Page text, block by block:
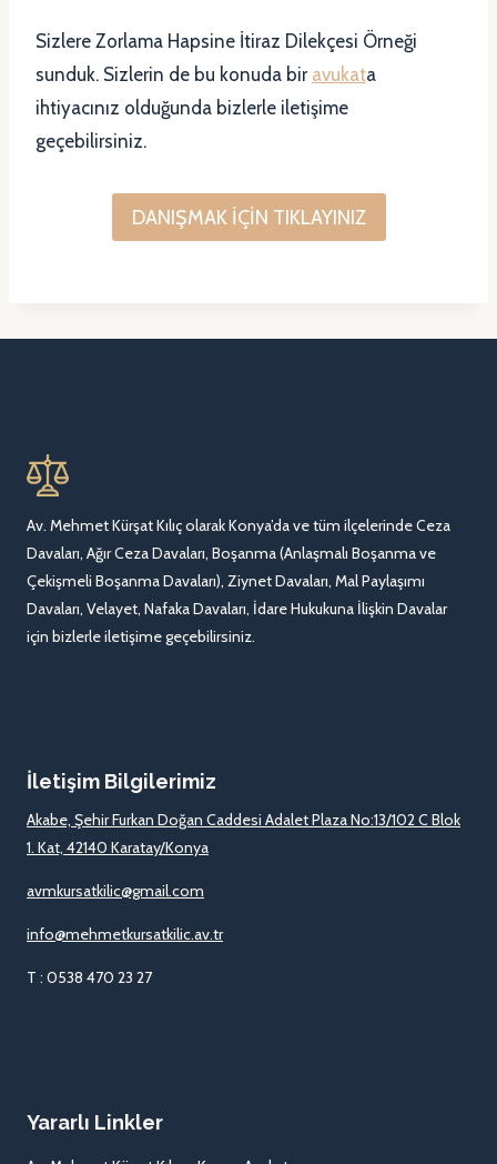
Sizlere Zorlama Hapsine İtiraz Dilekçesi Örneği
sunduk. Sizlerin de bu konuda bir avukata
ihtiyacınız olduğunda bizlerle iletişime
geçebilirsiniz.
DANIŞMAK İÇİN TIKLAYINIZ
Av. Mehmet Kürşat Kılıç olarak Konya’da ve tüm ilçelerinde Ceza
Davaları, Ağır Ceza Davaları, Boşanma (Anlaşmalı Boşanma ve
Çekişmeli Boşanma Davaları), Ziynet Davaları, Mal Paylaşımı
Davaları, Velayet, Nafaka Davaları, İdare Hukukuna İlişkin Davalar
için bizlerle iletişime geçebilirsiniz.
İletişim Bilgilerimiz
Akabe, Şehir Furkan Doğan Caddesi Adalet Plaza No:13/102 C Blok
1. Kat, 42140 Karatay/Konya
avmkursatkilic@gmail.com
info@mehmetkursatkilic.av.tr
T : 0538 470 23 27
Yararlı Linkler